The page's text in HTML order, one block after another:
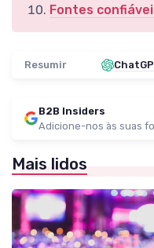
Fontes
Resumir
B2B Insiders
Adicione-nos às suas
Mais lidos